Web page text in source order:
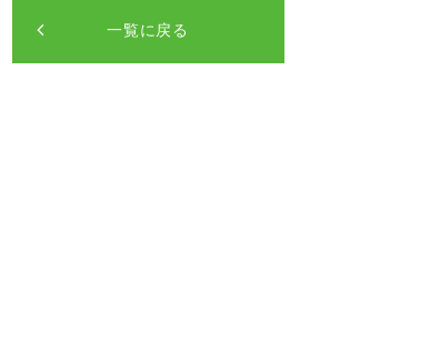
一覧に戻る